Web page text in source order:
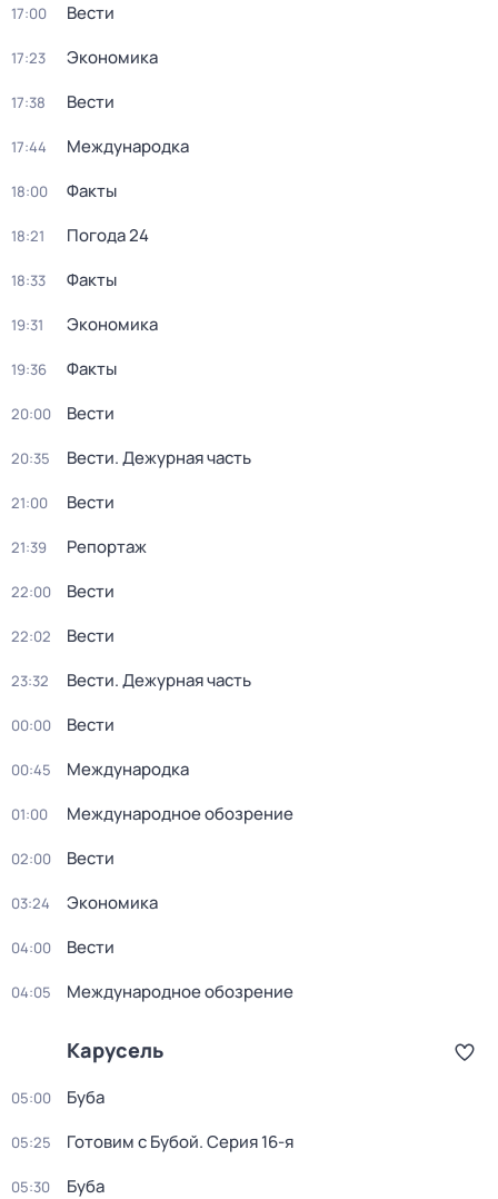
17:00 Вести
17:23 Экономика
17:38 Вести
17:44 Международка
18:00 Факты
18:21 Погода 24
18:33 Факты
19:31 Экономика
19:36 Факты
20:00 Вести
20:35 Вести. Дежурная часть
21:00 Вести
21:39 Репортаж
22:00 Вести
22:02 Вести
23:32 Вести. Дежурная часть
00:00 Вести
00:45 Международка
01:00 Международное обозрение
02:00 Вести
03:24 Экономика
04:00 Вести
04:05 Международное обозрение
Карусель
05:00 Буба
05:25 Готовим с Бубой. Серия 16-я
05:30 Буба